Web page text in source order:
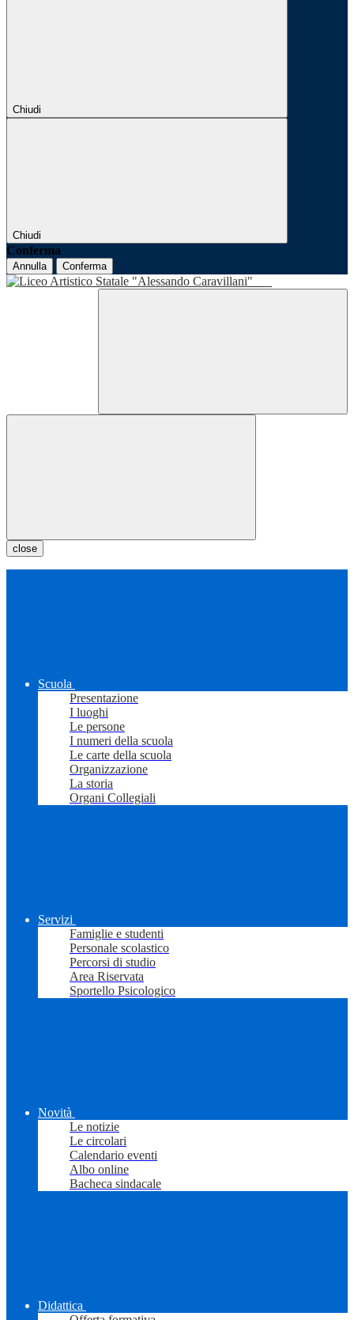
Chiudi
Chiudi
Conferma
Annulla Conferma
close
Scuola
Presentazione
I luoghi
Le persone
I numeri della scuola
Le carte della scuola
Organizzazione
La storia
Organi Collegiali
Servizi
Famiglie e studenti
Personale scolastico
Percorsi di studio
Area Riservata
Sportello Psicologico
Novità
Le notizie
Le circolari
Calendario eventi
Albo online
Bacheca sindacale
Didattica